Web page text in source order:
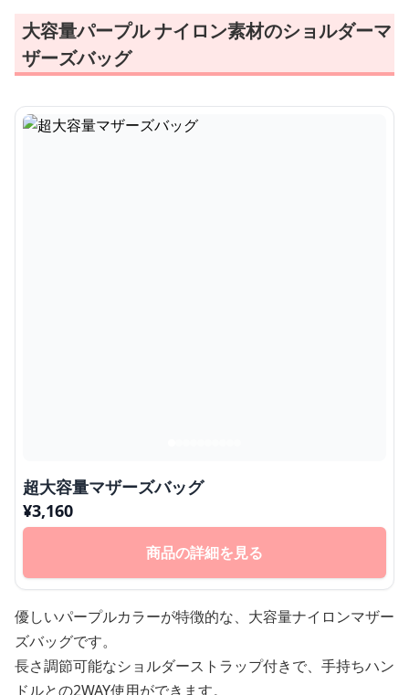
大容量パープル ナイロン素材のショルダーマ
ザーズバッグ
超大容量マザーズバッグ
¥3,160
商品の詳細を見る
優しいパープルカラーが特徴的な、大容量ナイロンマザー
ズバッグです。
長さ調節可能なショルダーストラップ付きで、手持ちハン
ドルとの2WAY使用ができます。